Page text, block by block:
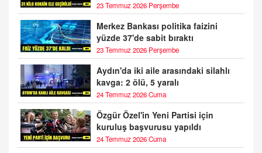
23 Temmuz 2026 Perşembe
Merkez Bankası politika faizini
yüzde 37'de sabit bıraktı
23 Temmuz 2026 Perşembe
Aydın'da iki aile arasındaki silahlı
kavga: 2 ölü, 5 yaralı
24 Temmuz 2026 Cuma
Özgür Özel'in Yeni Partisi için
kuruluş başvurusu yapıldı
24 Temmuz 2026 Cuma